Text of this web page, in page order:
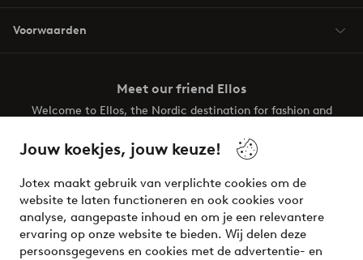
Jouw koekjes, jouw keuze!
Jotex maakt gebruik van verplichte cookies om de
website te laten functioneren en ook cookies voor
analyse, aangepaste inhoud en om je een relevantere
ervaring op onze website te bieden. Wij delen deze
persoonsgegevens en cookies met de advertentie- en
Voorwaarden
Meet our friend Ellos
Welcome to Ellos, the Nordic destination for fashion and
your wardrobe. Your next inspiring look is here!